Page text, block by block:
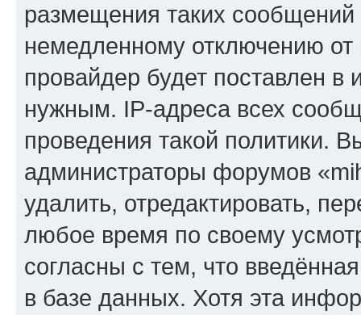
размещения таких
немедленному отключению
провайдер будет поставлен в
нужным. IP-адреса всех
проведения такой политики.
администраторы форумов
удалить, отредактировать,
любое время по своему
согласны с тем, что
в базе данных. Хотя эта